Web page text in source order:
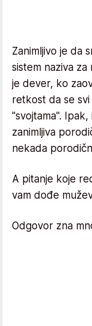
Zanimljivo je da
sistem naziva
je dever, ko
retkost da se svi
"svojtama".
zanimljiva
nekada
A pitanje koje
vam dođe
Odgovor zna